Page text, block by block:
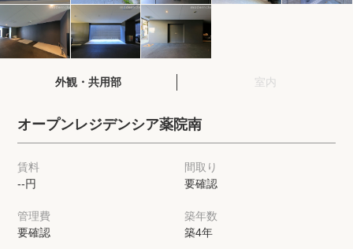
保存した物件
閲覧履歴
保存した検索条件
店舗・スタッフ紹介
希望条件を伝えてプロに探してもらう
来店予約
外観・共用部 室内
オープンレジデンシア薬院南
賃料
--円
間取り
要確認
管理費
要確認
築年数
築4年